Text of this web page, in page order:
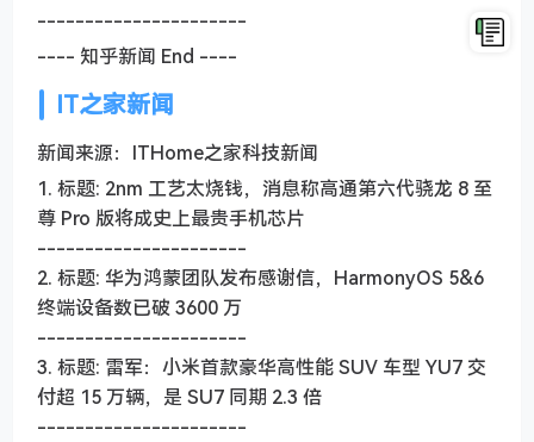
----------------------
---- 知乎新闻 End ----
IT之家新闻
新闻来源：ITHome之家科技新闻
1. 标题: 2nm 工艺太烧钱，消息称高通第六代骁龙 8 至
尊 Pro 版将成史上最贵手机芯片
----------------------
2. 标题: 华为鸿蒙团队发布感谢信，HarmonyOS 5&6
终端设备数已破 3600 万
----------------------
3. 标题: 雷军：小米首款豪华高性能 SUV 车型 YU7 交
付超 15 万辆，是 SU7 同期 2.3 倍
----------------------